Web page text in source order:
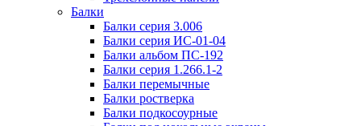
Балки
Балки серия 3.006
Балки серия ИС-01-04
Балки альбом ПС-192
Балки серия 1.266.1-2
Балки перемычные
Балки ростверка
Балки подкосоурные